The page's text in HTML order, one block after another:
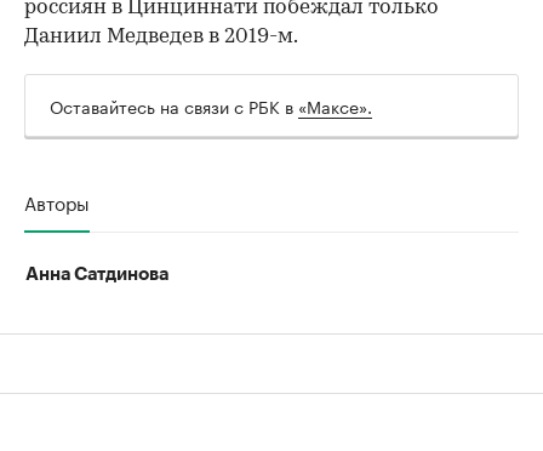
00:00 / 00:00
россиян в Цинциннати побеждал только
Даниил Медведев в 2019-м.
Оставайтесь на связи с РБК в «Максе».
Авторы
Анна Сатдинова